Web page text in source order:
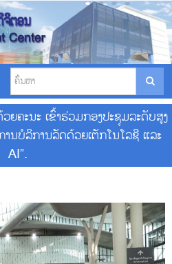
ຄະນະ ເຂົ້າຮ່ວມກອງປະຊຸມລະດັບສູງ
ນບໍລິການລັດດ້ວຍເຕັກໂນໂລຊີ ແລະ
AI”.